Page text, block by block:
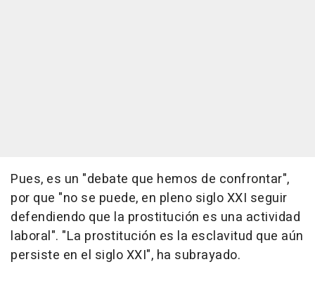
Pues, es un "debate que hemos de confrontar",
por que "no se puede, en pleno siglo XXI seguir
defendiendo que la prostitución es una actividad
laboral". "La prostitución es la esclavitud que aún
persiste en el siglo XXI", ha subrayado.